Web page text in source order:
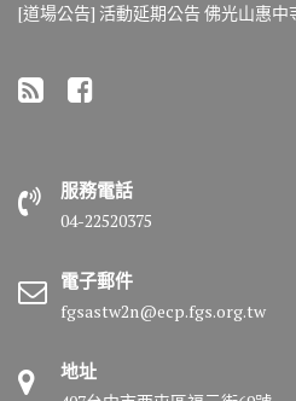
[道場公告] 活動延期公告 佛光山惠
服務電話
04-22520375
電子郵件
fgsastw2n@ecp.fgs.org.tw
地址